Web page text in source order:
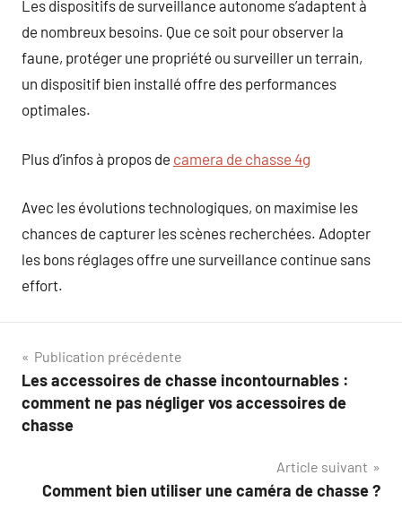
Les dispositifs de surveillance autonome s’adaptent à
de nombreux besoins. Que ce soit pour observer la
faune, protéger une propriété ou surveiller un terrain,
un dispositif bien installé offre des performances
optimales.
Plus d’infos à propos de camera de chasse 4g
Avec les évolutions technologiques, on maximise les
chances de capturer les scènes recherchées. Adopter
les bons réglages offre une surveillance continue sans
effort.
Navigation
de
l’article
Publication précédente
Les accessoires de chasse incontournables :
comment ne pas négliger vos accessoires de
chasse
Article suivant
Comment bien utiliser une caméra de chasse ?